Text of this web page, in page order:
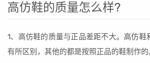
高仿鞋的质量怎么样?
1、高仿鞋的质量与正品差距不大。高仿鞋
有所区别，其他的都是按照正品的鞋制作的